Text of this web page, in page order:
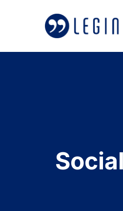
springen